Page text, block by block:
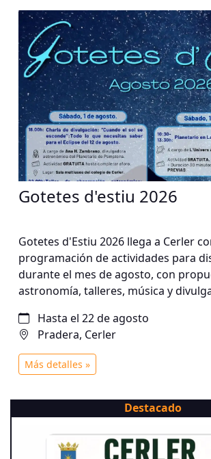
Gotetes d'estiu 2026
Gotetes d'Estiu 2026 llega a Cerler
programación de actividades para
durante el mes de agosto, con
astronomía, talleres, música y
verano para disfrutar en compañía!
Hasta el 22 de agosto
Pradera, Cerler
Más detalles »
Destacado